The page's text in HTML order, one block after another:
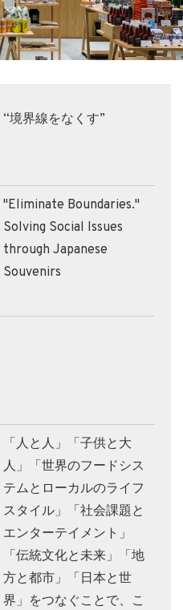
“境界線をなくす”
"Eliminate Boundaries."
Solving Social Issues
through Japanese
Souvenirs
「人と人」「子供と大
人」「世界のフードシス
テムとローカルのライフ
スタイル」「社会課題と
エンターテイメント」
「伝統文化と未来」「地
方と都市」「日本と世
界」をつなぐことで、こ